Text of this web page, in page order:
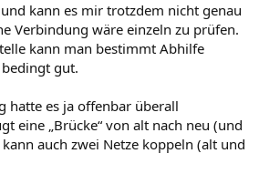
kann es mir trotzdem nicht genau
Verbindung wäre einzeln zu prüfen.
kann man bestimmt Abhilfe
gut.
hatte es ja offenbar überall
eine „Brücke“ von alt nach neu (und
auch zwei Netze koppeln (alt und